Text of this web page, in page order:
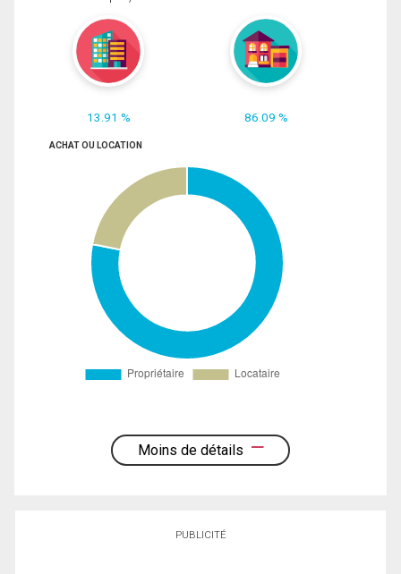
13.91 % 86.09 %
ACHAT OU LOCATION
Moins de détails
PUBLICITÉ